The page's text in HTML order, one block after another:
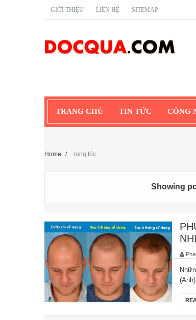
GIỚI THIỆU LIÊN HỆ SITEMAP
TRANG CHỦ TIN TỨC CÔNG
Home / rụng tóc
Showing